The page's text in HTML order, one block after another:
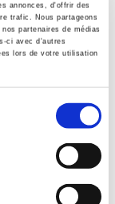
annonces, d'offrir des
trafic. Nous partageons
partenaires de médias
ci avec d'autres
lors de votre utilisation